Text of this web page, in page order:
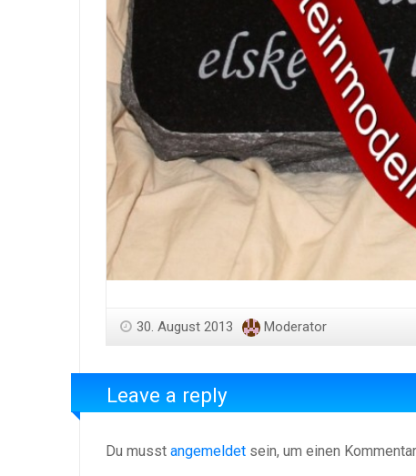
30. August 2013 Moderator
Leave a reply
Du musst angemeldet sein, um einen